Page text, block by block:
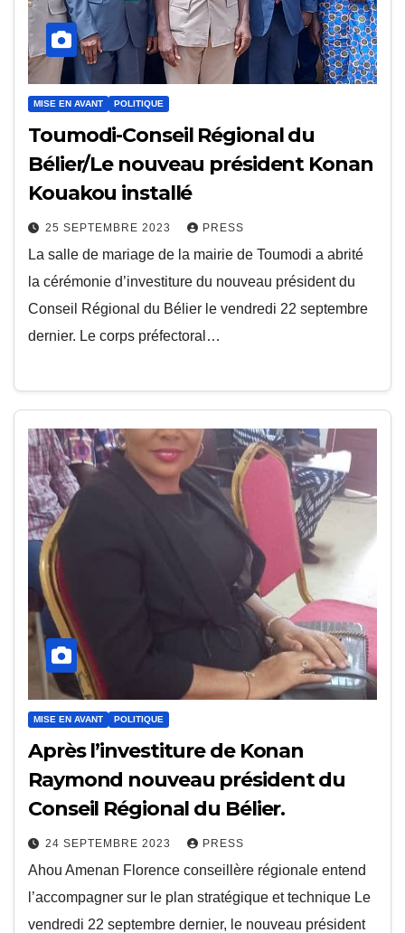
MISE EN AVANT POLITIQUE
Toumodi-Conseil Régional du
Bélier/Le nouveau président Konan
Kouakou installé
25 SEPTEMBRE 2023 PRESS
La salle de mariage de la mairie de Toumodi a abrité
la cérémonie d’investiture du nouveau président du
Conseil Régional du Bélier le vendredi 22 septembre
dernier. Le corps préfectoral…
MISE EN AVANT POLITIQUE
Après l’investiture de Konan
Raymond nouveau président du
Conseil Régional du Bélier.
24 SEPTEMBRE 2023 PRESS
Ahou Amenan Florence conseillère régionale entend
l’accompagner sur le plan stratégique et technique Le
vendredi 22 septembre dernier, le nouveau président